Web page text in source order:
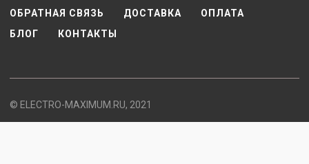
ОБРАТНАЯ СВЯЗЬ
ДОСТАВКА
ОПЛАТА
БЛОГ
КОНТАКТЫ
© ELECTRO-MAXIMUM.RU, 2021